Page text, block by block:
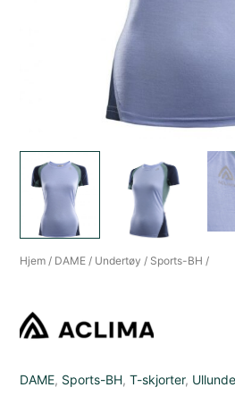
Hjem / DAME / Undertøy / Sports-BH /
DAME, Sports-BH,T-skjorter,